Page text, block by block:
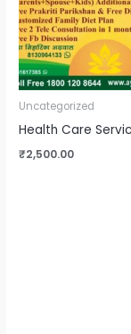
Uncategorized
Health Care
₹2,500.00